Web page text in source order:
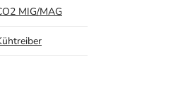
MIG/MAG